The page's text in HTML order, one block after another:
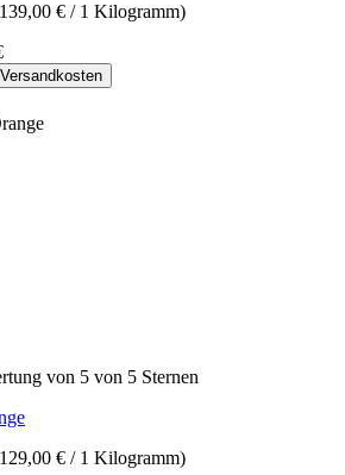
€ / 1 Kilogramm)
von 5 von 5 Sternen
€ / 1 Kilogramm)